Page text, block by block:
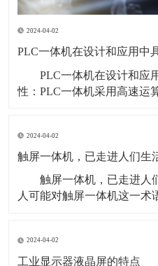
2024-04-02
PLC一体机在设计和应用中
PLC一体机在设计和应
性：PLC一体机采用高速运
试，具有高可靠性和高稳定
中稳定运行。 可编程性
2024-04-02
触屏一体机，已走进人们生
触屏一体机，已走进
人可能对触屏一体机这一术
触屏一体机 上班族不再
考勤机的触摸屏前轻轻点击
2024-04-02
工业显示器液晶屏的特点